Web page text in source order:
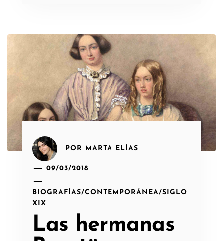
POR MARTA ELÍAS
09/03/2018
BIOGRAFÍAS/CONTEMPORÁNEA/SIGLO
XIX
Las hermanas